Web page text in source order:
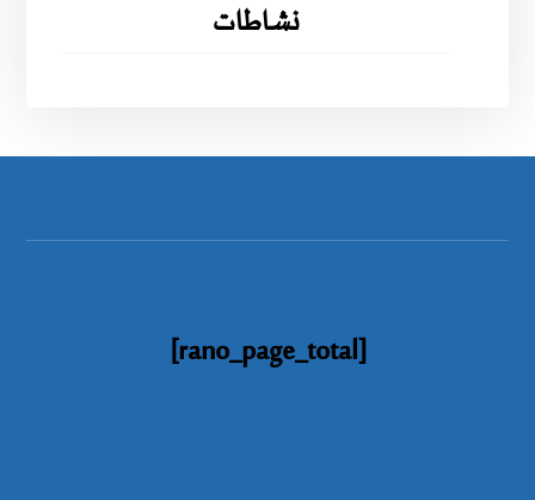
نشاطات
[rano_page_total]